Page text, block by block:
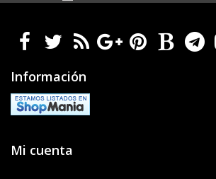
Información
Mi cuenta